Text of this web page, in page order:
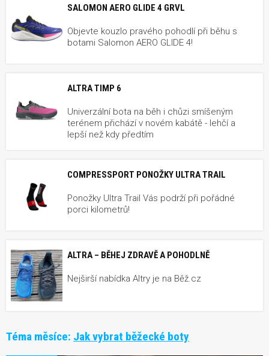
SALOMON AERO GLIDE 4 GRVL
Objevte kouzlo pravého pohodlí při běhu s
botami Salomon AERO GLIDE 4!
ALTRA TIMP 6
Univerzální bota na běh i chůzi smíšeným
terénem přichází v novém kabátě - lehčí a
lepší než kdy předtím
COMPRESSPORT PONOŽKY ULTRA TRAIL
Ponožky Ultra Trail Vás podrží při pořádné
porci kilometrů!
ALTRA – BĚHEJ ZDRAVĚ A POHODLNĚ
Nejširší nabídka Altry je na Běž.cz
Téma měsíce: Jak vybrat běžecké boty